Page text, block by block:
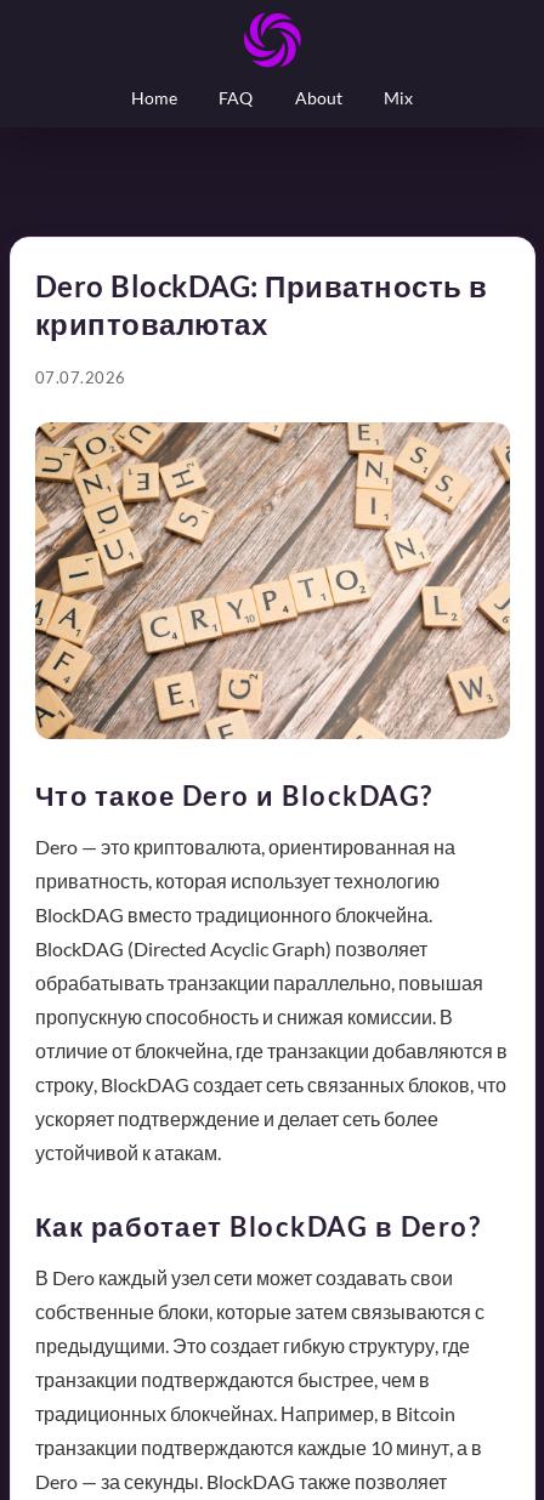
Home FAQ About Mix
Dero BlockDAG: Приватность в
криптовалютах
07.07.2026
Что такое Dero и BlockDAG?
Dero — это криптовалюта, ориентированная на
приватность, которая использует технологию
BlockDAG вместо традиционного блокчейна.
BlockDAG (Directed Acyclic Graph) позволяет
обрабатывать транзакции параллельно, повышая
пропускную способность и снижая комиссии. В
отличие от блокчейна, где транзакции добавляются в
строку, BlockDAG создает сеть связанных блоков, что
ускоряет подтверждение и делает сеть более
устойчивой к атакам.
Как работает BlockDAG в Dero?
В Dero каждый узел сети может создавать свои
собственные блоки, которые затем связываются с
предыдущими. Это создает гибкую структуру, где
транзакции подтверждаются быстрее, чем в
традиционных блокчейнах. Например, в Bitcoin
транзакции подтверждаются каждые 10 минут, а в
Dero — за секунды. BlockDAG также позволяет